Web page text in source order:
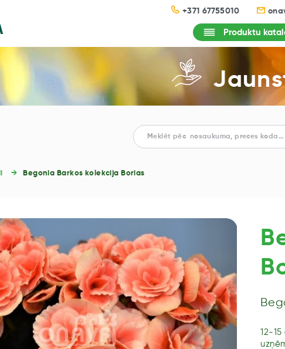
+371 67755010
Produktu
Begonia Barkos kolekcija Borias
12-